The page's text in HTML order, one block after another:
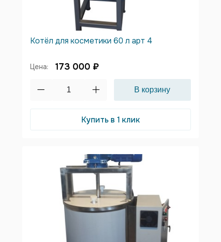
Котёл для косметики 60 л арт 4
Цена: 173 000 ₽
Купить в 1 клик